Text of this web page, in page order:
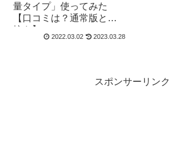
量タイプ」使ってみた
【口コミは？通常版と比
較も】
2022.03.02 2023.03.28
スポンサーリンク